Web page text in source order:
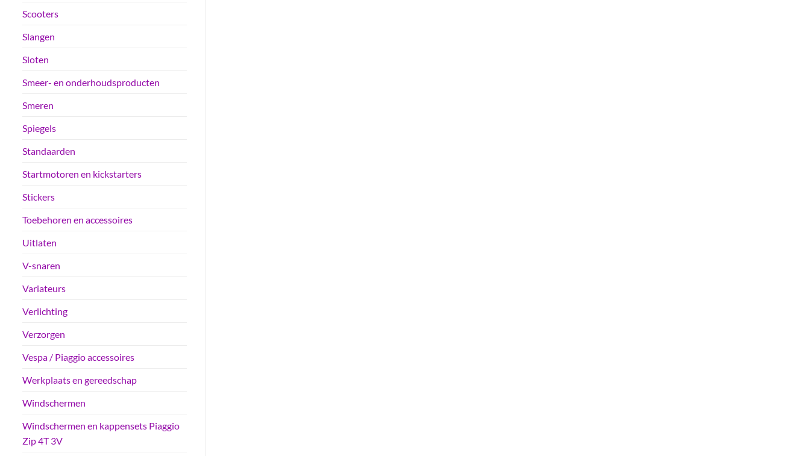
Scooters
Slangen
Sloten
Smeer- en onderhoudsproducten
Smeren
Spiegels
Standaarden
Startmotoren en kickstarters
Stickers
Toebehoren en accessoires
Uitlaten
V-snaren
Variateurs
Verlichting
Verzorgen
Vespa / Piaggio accessoires
Werkplaats en gereedschap
Windschermen
Windschermen en kappensets Piaggio
Zip 4T 3V